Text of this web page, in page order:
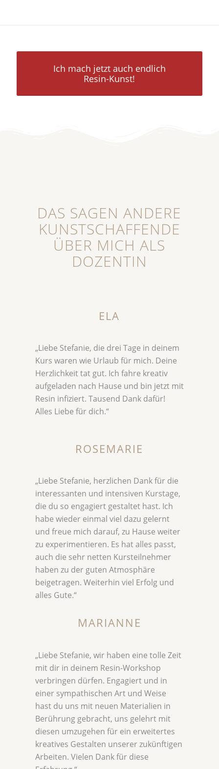
Ich mach jetzt auch endlich
Resin-Kunst!
DAS SAGEN ANDERE
KUNSTSCHAFFENDE
ÜBER MICH ALS
DOZENTIN
ELA
„Liebe Stefanie, die drei Tage in deinem
Kurs waren wie Urlaub für mich. Deine
Herzlichkeit tat gut. Ich fahre kreativ
aufgeladen nach Hause und bin jetzt mit
Resin infiziert. Tausend Dank dafür!
Alles Liebe für dich.“
ROSEMARIE
„Liebe Stefanie, herzlichen Dank für die
interessanten und intensiven Kurstage,
die du so engagiert gestaltet hast. Ich
habe wieder einmal viel dazu gelernt
und freue mich darauf, zu Hause weiter
zu experimentieren. Es hat alles passt,
auch die sehr netten Kursteilnehmer
haben zu der guten Atmosphäre
beigetragen. Weiterhin viel Erfolg und
alles Gute.“
MARIANNE
„Liebe Stefanie, wir haben eine tolle Zeit
mit dir in deinem Resin-Workshop
verbringen dürfen. Engagiert und in
einer sympathischen Art und Weise
hast du uns mit neuen Materialien in
Berührung gebracht, uns gelehrt mit
diesen umzugehen für ein erweitertes
kreatives Gestalten unserer zukünftigen
Arbeiten. Vielen Dank für diese